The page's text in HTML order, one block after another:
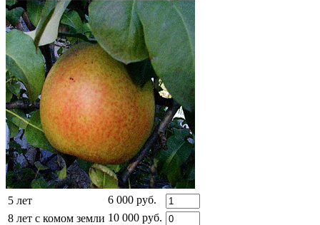
5 лет
6 000 руб.
8 лет с комом земли 10 000 руб.